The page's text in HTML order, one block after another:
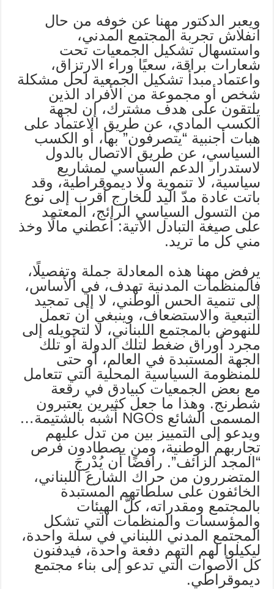
ويعبر الدكتور مهنا عن خوفه من حال
انفلاش تجربة المجتمع المدني،
واستسهال تشكيل الجمعيات تحت
شعارات براقة، سعيًا وراء الارتزاق،
واعتماد مبدأ تشكيل الجمعية لحل مشكلة
شخص أو مجموعة من الأفراد الذين
يلتقون على هدف مشترك، إن لجهة
الكسب المادي، عن طريق الاعتماد على
هبات أجنبية “يتصرفون” بها، أو الكسب
السياسي، عن طريق الاتصال بالدول
لاستدرار الدعم السياسي لمشاريع
سياسية، لا تنموية ولا ديموقراطية، وقد
باتت عادة مدّ اليد للخارج أقرب إلى نوع
من التسول السياسي الرائج، المعتمد
على صيغة التبادل الآتية: أعطني مالًا وخذ
مني كل ما تريد.
يرفض مهنا هذه المعادلة جملة وتفصيلًا،
فالمنظمات المدنية تهدف، في الأساس،
إلى تنمية الحس الوطني، لا إلى تمجيد
التبعية والاستضعاف، وينبغي أن تعمل
للنهوض بالمجتمع اللبناني، لا لتحويله إلى
مجرد أوراق ضغط لتلك الدولة أو تلك
الجهة المستبدة في العالم، أو حتى
للمنظومة السياسية المحلية التي تتعامل
مع بعض الجمعيات كبيادق في رقعة
شطرنج. وهذا ما جعل كثيرين يعتبرون
المسمى الشائع NGOs أشبه بالشتيمة…
ويدعو إلى التمييز بين من تدل عليهم
تجاربهم الوطنية، ومن يصطادون فرص
“المجد الزائف”. رافضًا أن يُدْرِجَ
المتضررون من حراك الشارع اللبناني،
الخائفون على سلطاتهم المستبدة
بالمجتمع ومقدراته، كلَّ الهيئات
والمؤسسات والمنظمات التي تشكل
المجتمع المدني اللبناني في سلة واحدة،
ليكيلوا لهم التهم دفعة واحدة، فيدفنون
كل الأصوات التي تدعو إلى بناء مجتمع
ديموقراطي.